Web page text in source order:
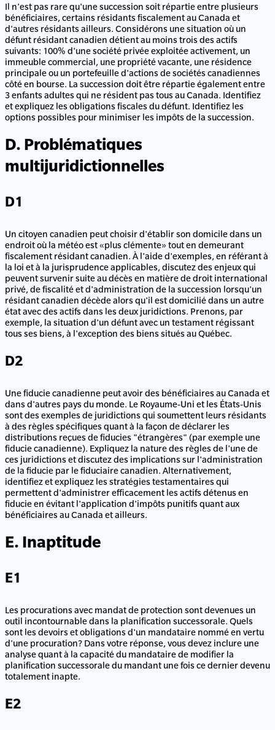
Il n'est pas rare qu'une succession soit répartie entre plusieurs
bénéficiaires, certains résidants fiscalement au Canada et
d'autres résidants ailleurs. Considérons une situation où un
défunt résidant canadien détient au moins trois des actifs
suivants: 100% d'une société privée exploitée activement, un
immeuble commercial, une propriété vacante, une résidence
principale ou un portefeuille d'actions de sociétés canadiennes
côté en bourse. La succession doit être répartie également entre
3 enfants adultes qui ne résident pas tous au Canada. Identifiez
et expliquez les obligations fiscales du défunt. Identifiez les
options possibles pour minimiser les impôts de la succession.
D. Problématiques
multijuridictionnelles
D1
Un citoyen canadien peut choisir d'établir son domicile dans un
endroit où la météo est «plus clémente» tout en demeurant
fiscalement résidant canadien. À l'aide d'exemples, en référant à
la loi et à la jurisprudence applicables, discutez des enjeux qui
peuvent survenir suite au décès en matière de droit international
privé, de fiscalité et d'administration de la succession lorsqu'un
résidant canadien décède alors qu'il est domicilié dans un autre
état avec des actifs dans les deux juridictions. Prenons, par
exemple, la situation d'un défunt avec un testament régissant
tous ses biens, à l'exception des biens situés au Québec.
D2
Une fiducie canadienne peut avoir des bénéficiaires au Canada et
dans d'autres pays du monde. Le Royaume-Uni et les États-Unis
sont des exemples de juridictions qui soumettent leurs résidants
à des règles spécifiques quant à la façon de déclarer les
distributions reçues de fiducies "étrangères" (par exemple une
fiducie canadienne). Expliquez la nature des règles de l'une de
ces juridictions et discutez des implications sur l'administration
de la fiducie par le fiduciaire canadien. Alternativement,
identifiez et expliquez les stratégies testamentaires qui
permettent d'administrer efficacement les actifs détenus en
fiducie en évitant l'application d'impôts punitifs quant aux
bénéficiaires au Canada et ailleurs.
E. Inaptitude
E1
Les procurations avec mandat de protection sont devenues un
outil incontournable dans la planification successorale. Quels
sont les devoirs et obligations d'un mandataire nommé en vertu
d'une procuration? Dans votre réponse, vous devez inclure une
analyse quant à la capacité du mandataire de modifier la
planification successorale du mandant une fois ce dernier devenu
totalement inapte.
E2